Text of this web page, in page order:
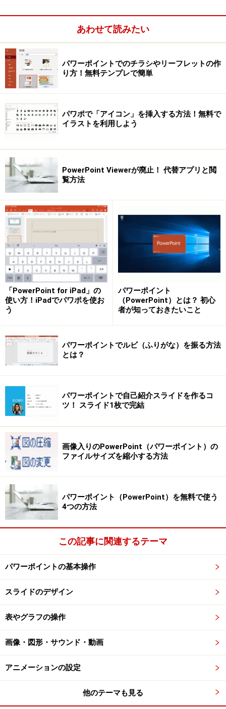
あわせて読みたい
パワーポイントでのチラシやリーフレットの作
り方！無料テンプレで簡単
パワポで「アイコン」を挿入する方法！無料で
イラストを利用しよう
PowerPoint Viewerが廃止！ 代替アプリと閲
覧方法
「PowerPoint for iPad」の
使い方！iPadでパワポを使お
う
パワーポイント
（PowerPoint）とは？ 初心
者が知っておきたいこと
パワーポイントでルビ（ふりがな）を振る方法
とは？
パワーポイントで自己紹介スライドを作るコ
ツ！ スライド1枚で完結
画像入りのPowerPoint（パワーポイント）の
ファイルサイズを縮小する方法
パワーポイント（PowerPoint）を無料で使う
4つの方法
この記事に関連するテーマ
パワーポイントの基本操作
スライドのデザイン
表やグラフの操作
画像・図形・サウンド・動画
アニメーションの設定
他のテーマも見る